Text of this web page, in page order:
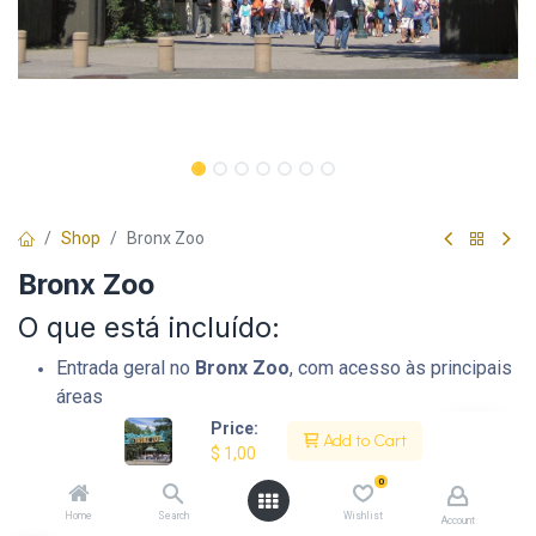
Price:
$ 1,00
Add to Cart
Home Search
0
Wishlist Account
Shop Bronx Zoo
Bronx Zoo
O que está incluído:
Entrada geral no Bronx Zoo, com acesso às principais
áreas
Entrada no horário desejado, com
Atendimento da VPNY em português